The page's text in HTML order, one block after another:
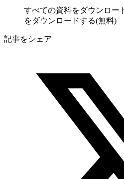
すべての資料をダウンロー
をダウンロードする(無料)
記事をシェア